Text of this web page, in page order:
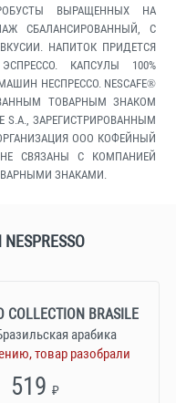
ВЫРАЩЕННЫХ НА
СБАЛАНСИРОВАННЫЙ, С
НАПИТОК ПРИДЕТСЯ
КАПСУЛЫ 100%
НЕСПРЕССО. NESCAFE®
ТОВАРНЫМ ЗНАКОМ
S.A., ЗАРЕГИСТРИРОВАННЫМ
ООО КОФЕЙНЫЙ
НЕ СВЯЗАНЫ С КОМПАНИЕЙ
ТОВАРНЫМИ ЗНАКАМИ.
COLLECTION BRASILE
арабика
товар разобрали
519₽